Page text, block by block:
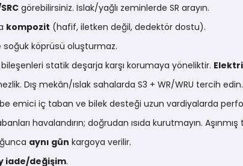
görebilirsiniz. Islak/yağlı zeminlerde SR arayın.
kompozit (hafif, iletken değil, dedektör dostu).
köprüsü oluşturmaz.
statik deşarja karşı korumaya yöneliktir.
Dış mekân/ıslak sahalarda S3 + WR/WRU tercih edin.
emici iç taban ve bilek desteği uzun vardiyalarda
havalandırın; doğrudan ısıda kurutmayın.
aynı gün kargoya verilir.
iade/değişim.